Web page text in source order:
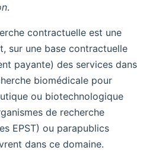
.
contractuelle est une
sur une base contractuelle
payante) des services dans
biomédicale pour
ou biotechnologique
de recherche
EPST) ou parapublics
dans ce domaine.